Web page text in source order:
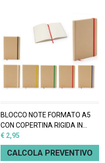
BLOCCO NOTE FORMATO A5
CON COPERTINA RIGIDA IN
CARTONE RICICLATO - 2093
RIGHI
€ 2,95
CALCOLA PREVENTIVO